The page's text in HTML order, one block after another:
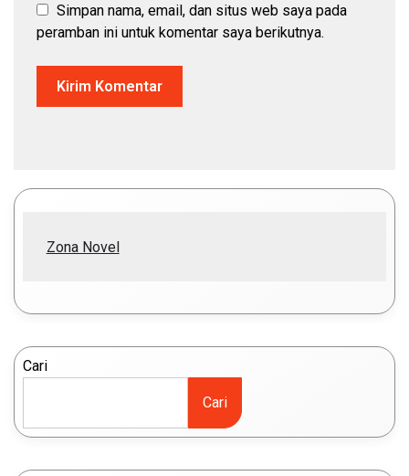
Simpan nama, email, dan situs web saya pada
peramban ini untuk komentar saya berikutnya.
Zona Novel
Cari
Cari